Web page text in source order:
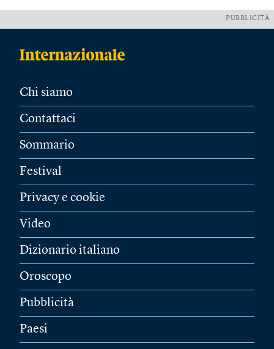
PUBBLICITÀ
Chi siamo
Contattaci
Sommario
Festival
Privacy e cookie
Video
Dizionario italiano
Oroscopo
Pubblicità
Paesi